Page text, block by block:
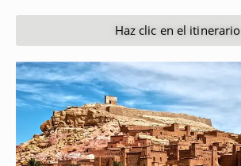
Haz clic en el itinerario